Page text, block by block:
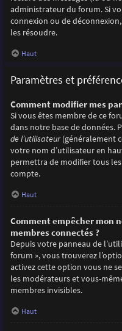
administrateur du forum. Si
connexion ou de
les résoudre.
Haut
Paramètres et
Comment modifier mes
Si vous êtes membre de ce
dans notre base de données.
de l’utilisateur(généralement
votre nom d’utilisateur en
permettra de modifier tous
compte.
Haut
Comment empêcher mon
membres connectés ?
Depuis votre panneau de
forum », vous trouverez
activez cette option vous ne
les modérateurs et vous-
membres invisibles.
Haut